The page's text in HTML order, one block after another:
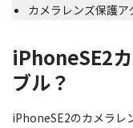
カメラレンズ保護ア
iPhoneSE2
ブル？
iPhoneSE2のカメラレ